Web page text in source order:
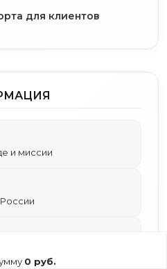
для клиентов
и миссии
на устройства
0 руб.